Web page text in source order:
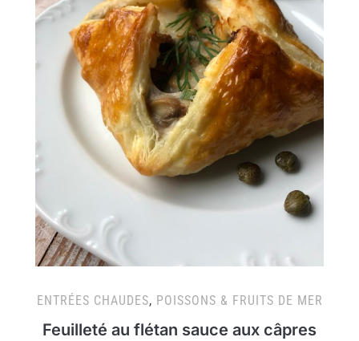
ENTRÉES CHAUDES, POISSONS & FRUITS DE MER
Feuilleté au flétan sauce aux câpres